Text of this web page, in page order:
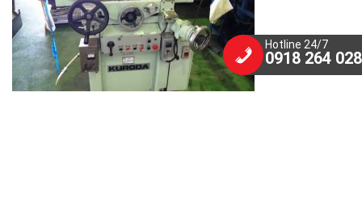
Hotline 24/7
0918 264 028